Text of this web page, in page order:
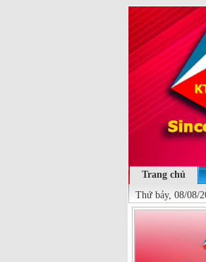
Trang chủ
Thứ bảy, 08/08/